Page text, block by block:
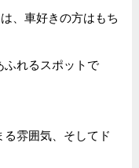
、車好きの方はもち
れるスポットで
雰囲気、そしてド